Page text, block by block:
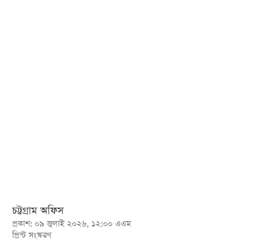
ভিডিও
চট্টগ্রাম অফিস
প্রকাশ: ০৯ জুলাই ২০২৬, ১২:০০ এএম
প্রিন্ট সংস্করণ